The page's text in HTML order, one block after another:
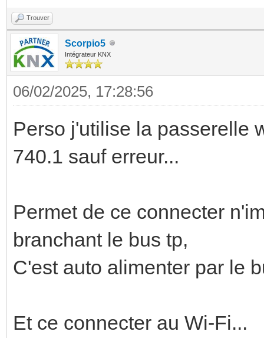
Trouver
Scorpio5
Intégrateur KNX
06/02/2025, 17:28:56
Perso j'utilise la passerelle
740.1 sauf erreur...
Permet de ce connecter
branchant le bus tp,
C'est auto alimenter par le
Et ce connecter au Wi-Fi...